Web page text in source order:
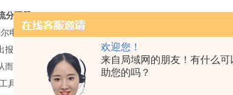
欢迎您！
来自局域网的朋友！有什么可
助您的吗？
分配器
电子的 MICO 是针对24 V DC的智能电流分配模块。它监
报警信号，当其中某个通道过载或短路时，能够将发生问题
而确保了系统*大可运行范围。
具